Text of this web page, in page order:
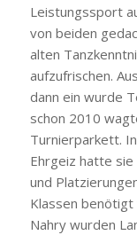
Leistungssport
von beiden
alten
aufzufrischen.
dann ein wurde
schon 2010
Turnierparkett.
Ehrgeiz hatte sie
und
Klassen benötigt
Nahry wurden